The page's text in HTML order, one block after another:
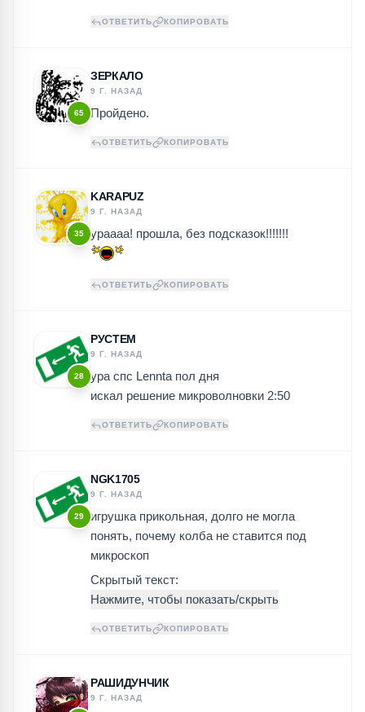
ОТВЕТИТЬ КОПИРОВАТЬ
65
ЗЕРКАЛО
9 Г. НАЗАД
Пройдено.
ОТВЕТИТЬ КОПИРОВАТЬ
35
KARAPUZ
9 Г. НАЗАД
ураааа! прошла, без подсказок!!!!!!!
ОТВЕТИТЬ КОПИРОВАТЬ
28
РУСТЕМ
9 Г. НАЗАД
ура спс Lennta пол дня
искал решение микроволновки 2:50
ОТВЕТИТЬ КОПИРОВАТЬ
29
NGK1705
9 Г. НАЗАД
игрушка прикольная, долго не могла
понять, почему колба не ставится под
микроскоп
Скрытый текст:
ОТВЕТИТЬ КОПИРОВАТЬ
РАШИДУНЧИК
9 Г. НАЗАД